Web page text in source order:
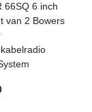
66SQ 6 inch
van 2 Bowers